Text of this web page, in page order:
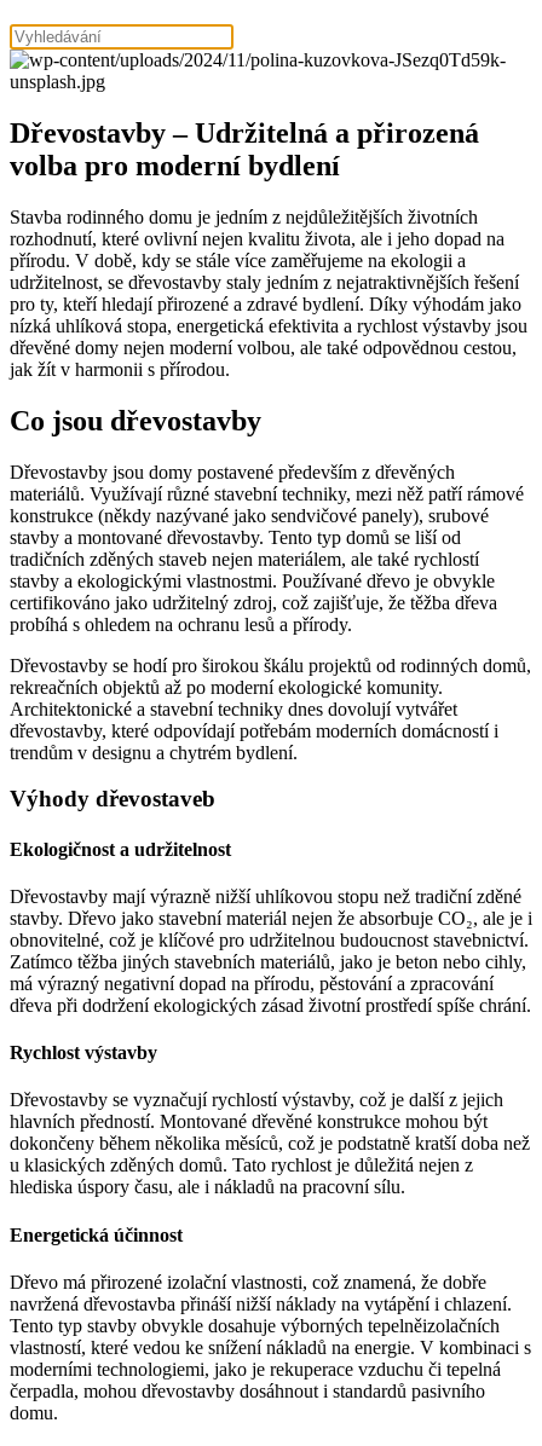
Dřevostavby – Udržitelná a přirozená
volba pro moderní bydlení
Stavba rodinného domu je jedním z nejdůležitějších životních
rozhodnutí, které ovlivní nejen kvalitu života, ale i jeho dopad na
přírodu. V době, kdy se stále více zaměřujeme na ekologii a
udržitelnost, se dřevostavby staly jedním z nejatraktivnějších řešení
pro ty, kteří hledají přirozené a zdravé bydlení. Díky výhodám jako
nízká uhlíková stopa, energetická efektivita a rychlost výstavby jsou
dřevěné domy nejen moderní volbou, ale také odpovědnou cestou,
jak žít v harmonii s přírodou.
Co jsou dřevostavby
Dřevostavby jsou domy postavené především z dřevěných
materiálů. Využívají různé stavební techniky, mezi něž patří rámové
konstrukce (někdy nazývané jako sendvičové panely), srubové
stavby a montované dřevostavby. Tento typ domů se liší od
tradičních zděných staveb nejen materiálem, ale také rychlostí
stavby a ekologickými vlastnostmi. Používané dřevo je obvykle
certifikováno jako udržitelný zdroj, což zajišťuje, že těžba dřeva
probíhá s ohledem na ochranu lesů a přírody.
Dřevostavby se hodí pro širokou škálu projektů od rodinných domů,
rekreačních objektů až po moderní ekologické komunity.
Architektonické a stavební techniky dnes dovolují vytvářet
dřevostavby, které odpovídají potřebám moderních domácností i
trendům v designu a chytrém bydlení.
Výhody dřevostaveb
Ekologičnost a udržitelnost
Dřevostavby mají výrazně nižší uhlíkovou stopu než tradiční zděné
stavby. Dřevo jako stavební materiál nejen že absorbuje CO₂, ale je i
obnovitelné, což je klíčové pro udržitelnou budoucnost stavebnictví.
Zatímco těžba jiných stavebních materiálů, jako je beton nebo cihly,
má výrazný negativní dopad na přírodu, pěstování a zpracování
dřeva při dodržení ekologických zásad životní prostředí spíše chrání.
Rychlost výstavby
Dřevostavby se vyznačují rychlostí výstavby, což je další z jejich
hlavních předností. Montované dřevěné konstrukce mohou být
dokončeny během několika měsíců, což je podstatně kratší doba než
u klasických zděných domů. Tato rychlost je důležitá nejen z
hlediska úspory času, ale i nákladů na pracovní sílu.
Energetická účinnost
Dřevo má přirozené izolační vlastnosti, což znamená, že dobře
navržená dřevostavba přináší nižší náklady na vytápění i chlazení.
Tento typ stavby obvykle dosahuje výborných tepelněizolačních
vlastností, které vedou ke snížení nákladů na energie. V kombinaci s
moderními technologiemi, jako je rekuperace vzduchu či tepelná
čerpadla, mohou dřevostavby dosáhnout i standardů pasivního
domu.